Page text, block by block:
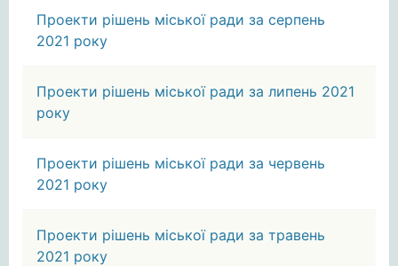
Проекти рішень міської ради за серпень
2021 року
Проекти рішень міської ради за липень 2021
року
Проекти рішень міської ради за червень
2021 року
Проекти рішень міської ради за травень
2021 року